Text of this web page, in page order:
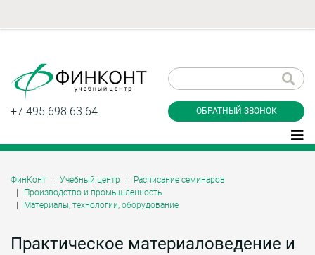
+7 495 698 63 64 ОБРАТНЫЙ ЗВОНОК
ФинКонт Учебный центр
Расписание семинаров
Производство и промышленность
Материалы, технологии, оборудование
Практическое материаловедение и
звонок
Даю согласие на обработку персональных
данные и соглашаюсь с